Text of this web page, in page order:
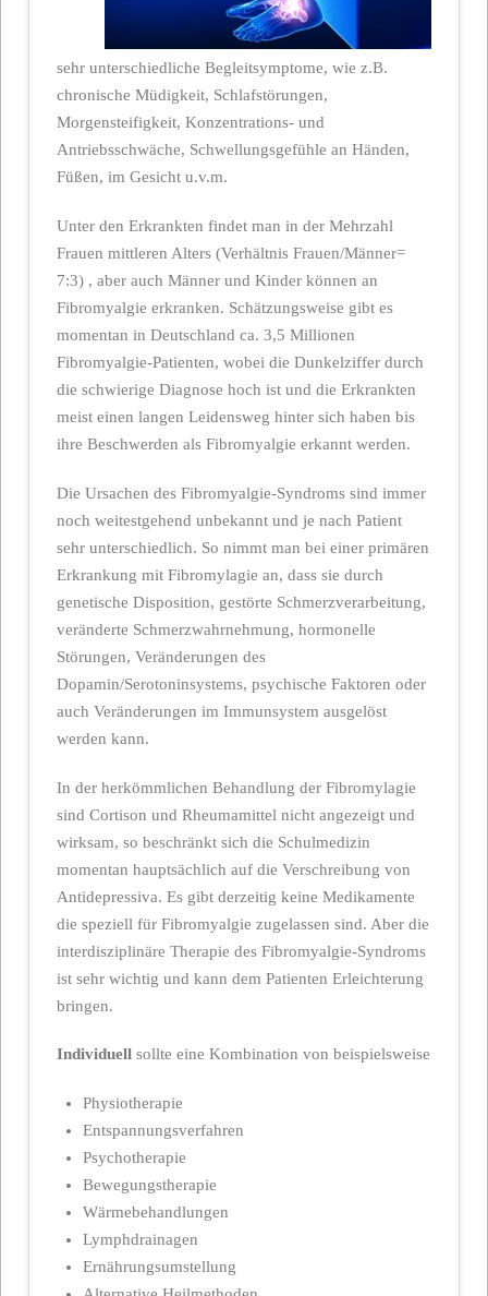
sehr unterschiedliche Begleitsymptome, wie z.B.
chronische Müdigkeit, Schlafstörungen,
Morgensteifigkeit, Konzentrations- und
Antriebsschwäche, Schwellungsgefühle an Händen,
Füßen, im Gesicht u.v.m.
Unter den Erkrankten findet man in der Mehrzahl
Frauen mittleren Alters (Verhältnis Frauen/Männer=
7:3) , aber auch Männer und Kinder können an
Fibromyalgie erkranken. Schätzungsweise gibt es
momentan in Deutschland ca. 3,5 Millionen
Fibromyalgie-Patienten, wobei die Dunkelziffer durch
die schwierige Diagnose hoch ist und die Erkrankten
meist einen langen Leidensweg hinter sich haben bis
ihre Beschwerden als Fibromyalgie erkannt werden.
Die Ursachen des Fibromyalgie-Syndroms sind immer
noch weitestgehend unbekannt und je nach Patient
sehr unterschiedlich. So nimmt man bei einer primären
Erkrankung mit Fibromylagie an, dass sie durch
genetische Disposition, gestörte Schmerzverarbeitung,
veränderte Schmerzwahrnehmung, hormonelle
Störungen, Veränderungen des
Dopamin/Serotoninsystems, psychische Faktoren oder
auch Veränderungen im Immunsystem ausgelöst
werden kann.
In der herkömmlichen Behandlung der Fibromylagie
sind Cortison und Rheumamittel nicht angezeigt und
wirksam, so beschränkt sich die Schulmedizin
momentan hauptsächlich auf die Verschreibung von
Antidepressiva. Es gibt derzeitig keine Medikamente
die speziell für Fibromyalgie zugelassen sind. Aber die
interdisziplinäre Therapie des Fibromyalgie-Syndroms
ist sehr wichtig und kann dem Patienten Erleichterung
bringen.
Individuellsollte eine Kombination von beispielsweise
Physiotherapie
Entspannungsverfahren
Psychotherapie
Bewegungstherapie
Wärmebehandlungen
Lymphdrainagen
Ernährungsumstellung